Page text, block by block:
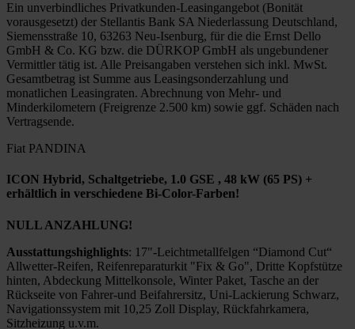
Ein unverbindliches Privatkunden-Leasingangebot (Bonität
vorausgesetzt) der Stellantis Bank SA Niederlassung Deutschland,
Siemensstraße 10, 63263 Neu-Isenburg, für die die Ernst Dello
GmbH & Co. KG bzw. die DÜRKOP GmbH als ungebundener
Vermittler tätig ist. Alle Preisangaben verstehen sich inkl. MwSt.
Gesamtbetrag ist Summe aus Leasingsonderzahlung und
monatlichen Leasingraten. Abrechnung von Mehr- und
Minderkilometern (Freigrenze 2.500 km) sowie ggf. Schäden nach
Vertragsende.
Fiat PANDINA
ICON Hybrid, Schaltgetriebe, 1.0 GSE , 48 kW (65 PS) +
erhältlich in verschiedene Bi-Color-Farben!
NULL ANZAHLUNG!
Ausstattungshighlights: 17"-Leichtmetallfelgen “Diamond Cut“
Allwetter-Reifen, Reifenreparaturkit "Fix & Go", Dritte Kopfstütze
hinten, Abdeckung Mittelkonsole, Winter Paket, Tasche an der
Rückseite von Fahrer-und Beifahrersitz, Uni-Lackierung Schwarz,
Navigationssystem mit 10,25 Zoll Display, Rückfahrkamera,
Sitzheizung u.v.m.